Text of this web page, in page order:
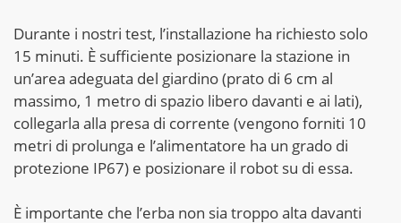
Durante i nostri test, l’installazione ha richiesto solo
15 minuti. È sufficiente posizionare la stazione in
un’area adeguata del giardino (prato di 6 cm al
massimo, 1 metro di spazio libero davanti e ai lati),
collegarla alla presa di corrente (vengono forniti 10
metri di prolunga e l’alimentatore ha un grado di
protezione IP67) e posizionare il robot su di essa.
È importante che l’erba non sia troppo alta davanti